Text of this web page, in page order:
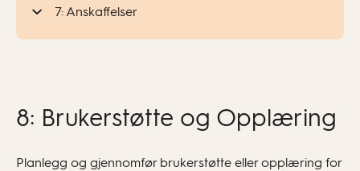
7: Anskaffelser
8: Brukerstøtte og Opplæring
Planlegg og gjennomfør brukerstøtte eller opplæring for